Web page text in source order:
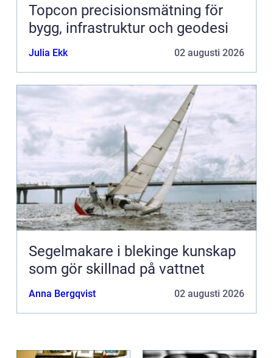
Topcon precisionsmätning för
bygg, infrastruktur och geodesi
Julia Ekk 02 augusti 2026
Segelmakare i blekinge kunskap
som gör skillnad på vattnet
Anna Bergqvist 02 augusti 2026